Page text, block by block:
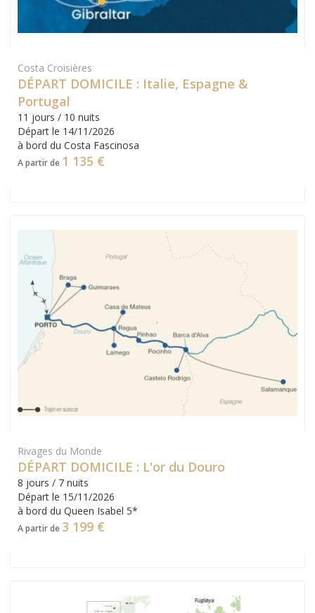
Costa Croisières
DÉPART DOMICILE : Italie, Espagne &
Portugal
11 jours / 10 nuits
Départ le 14/11/2026
à bord du Costa Fascinosa
A partir de 1 135 €
Rivages du Monde
DÉPART DOMICILE : L'or du Douro
8 jours / 7 nuits
Départ le 15/11/2026
à bord du Queen Isabel 5*
A partir de 3 199 €